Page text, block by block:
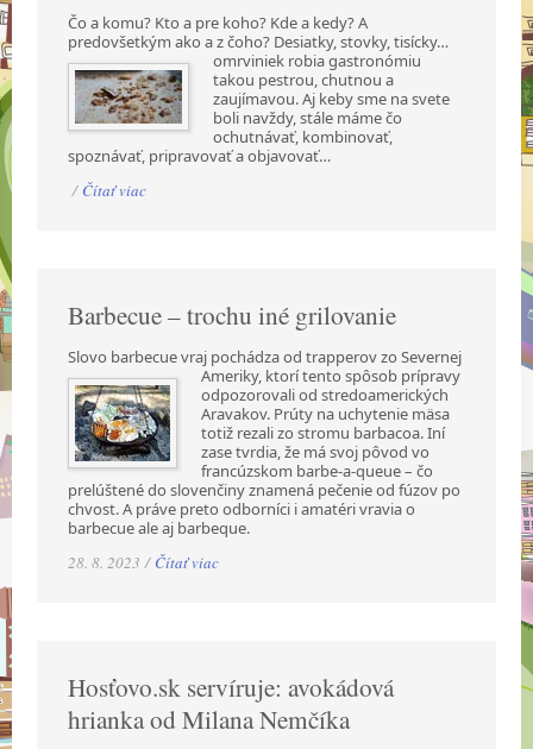
Čo a komu? Kto a pre koho? Kde a kedy? A
predovšetkým ako a z čoho? Desiatky, stovky,tisícky…
omrviniek robia gastronómiu
takou pestrou, chutnou a
zaujímavou. Aj keby sme na svete
boli navždy, stále máme čo
ochutnávať, kombinovať,
spoznávať, pripravovať a objavovať…
/ Čítať viac
Barbecue – trochu iné grilovanie
Slovo barbecue vraj pochádza od trapperov zo Severnej
Ameriky, ktorí tento spôsob prípravy
odpozorovali od stredoamerických
Aravakov. Prúty na uchytenie mäsa
totiž rezali zo stromu barbacoa. Iní
zase tvrdia, že má svoj pôvod vo
francúzskom barbe-a-queue – čo
prelúštené do slovenčiny znamená pečenie od fúzov po
chvost. A práve preto odborníci i amatéri vravia o
barbecue ale aj barbeque.
28. 8. 2023 / Čítať viac
Hosťovo.sk servíruje: avokádová
hrianka od Milana Nemčíka